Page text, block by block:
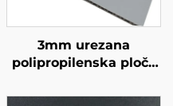
3mm urezana
polipropilenska ploča
strukturom